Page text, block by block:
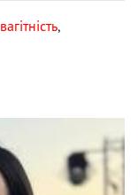
вагітність,